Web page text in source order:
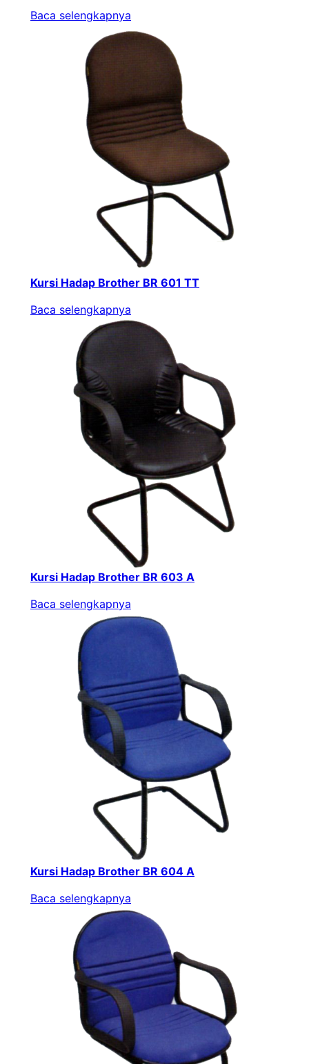
Baca selengkapnya
Kursi Hadap Brother BR 601 TT
Baca selengkapnya
Kursi Hadap Brother BR 603 A
Baca selengkapnya
Kursi Hadap Brother BR 604 A
Baca selengkapnya